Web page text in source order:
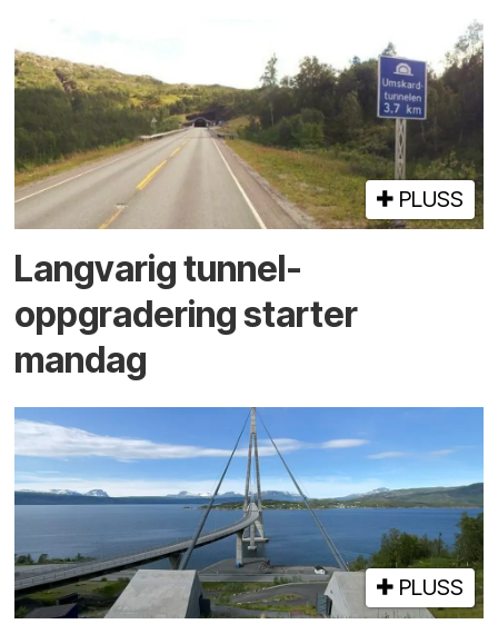
PLUSS
Langvarig tunnel­
oppgradering starter
mandag
PLUSS